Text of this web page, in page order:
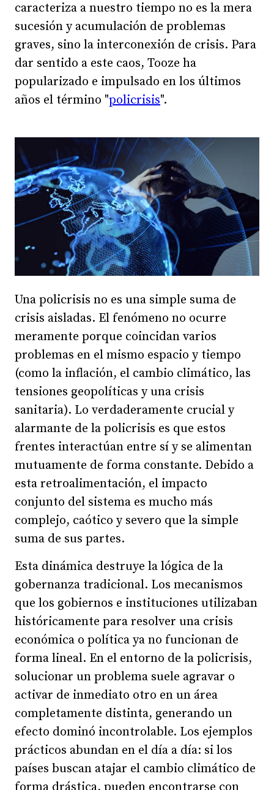
caracteriza a nuestro tiempo no es la mera
sucesión y acumulación de problemas
graves, sino la interconexión de crisis. Para
dar sentido a este caos, Tooze ha
popularizado e impulsado en los últimos
años el término "policrisis".
Una policrisis no es una simple suma de
crisis aisladas. El fenómeno no ocurre
meramente porque coincidan varios
problemas en el mismo espacio y tiempo
(como la inflación, el cambio climático, las
tensiones geopolíticas y una crisis
sanitaria). Lo verdaderamente crucial y
alarmante de la policrisis es que estos
frentes interactúan entre sí y se alimentan
mutuamente de forma constante. Debido a
esta retroalimentación, el impacto
conjunto del sistema es mucho más
complejo, caótico y severo que la simple
suma de sus partes.
Esta dinámica destruye la lógica de la
gobernanza tradicional. Los mecanismos
que los gobiernos e instituciones utilizaban
históricamente para resolver una crisis
económica o política ya no funcionan de
forma lineal. En el entorno de la policrisis,
solucionar un problema suele agravar o
activar de inmediato otro en un área
completamente distinta, generando un
efecto dominó incontrolable. Los ejemplos
prácticos abundan en el día a día: si los
países buscan atajar el cambio climático de